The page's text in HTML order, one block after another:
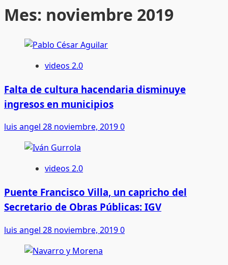
Mes: noviembre 2019
videos 2.0
Falta de cultura hacendaria disminuye
ingresos en municipios
luis angel 28 noviembre, 20190
videos 2.0
Puente Francisco Villa, un capricho del
Secretario de Obras Públicas: IGV
luis angel 28 noviembre, 20190